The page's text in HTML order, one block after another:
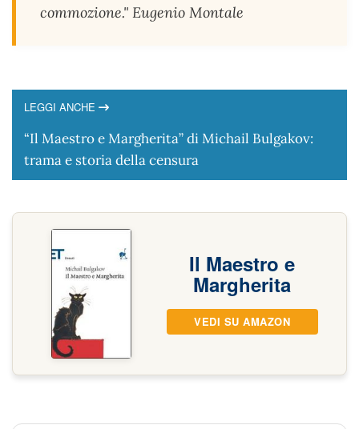
commozione." Eugenio Montale
LEGGI ANCHE
“Il Maestro e Margherita” di Michail Bulgakov:
trama e storia della censura
Il Maestro e
Margherita
VEDI SU AMAZON